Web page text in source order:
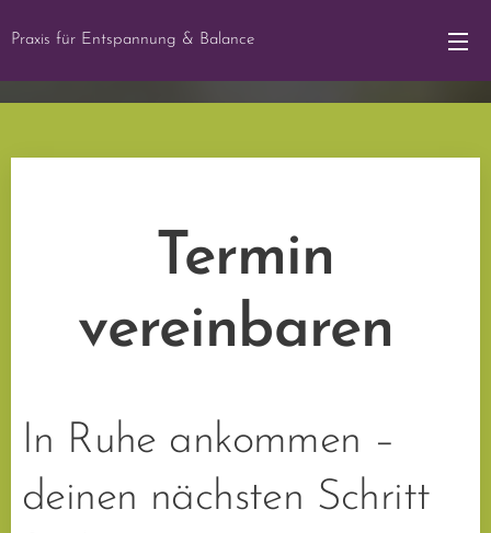
Praxis für Entspannung & Balance
Termin
vereinbaren
In Ruhe ankommen –
deinen nächsten Schritt